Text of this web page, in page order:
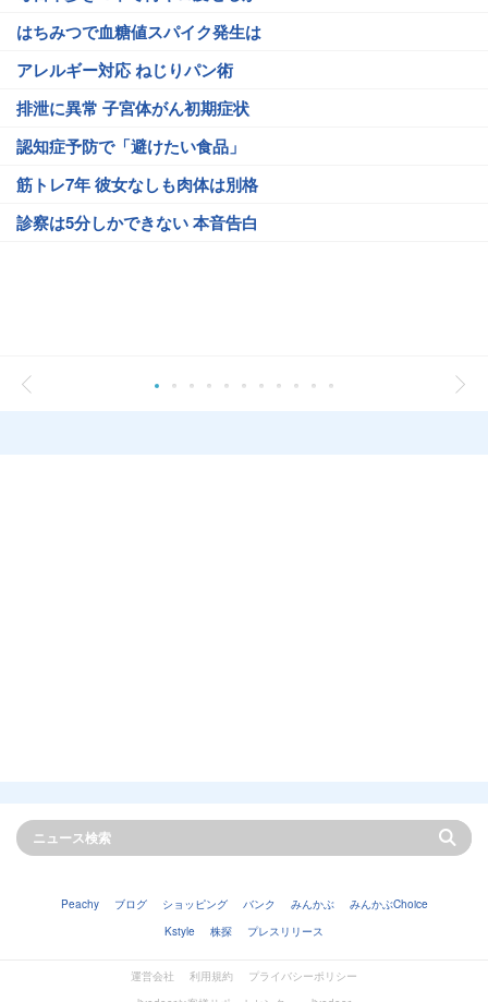
はちみつで血糖値スパイク発生は
アレルギー対応 ねじりパン術
排泄に異常 子宮体がん初期症状
認知症予防で「避けたい食品」
筋トレ7年 彼女なしも肉体は別格
診察は5分しかできない 本音告白
Peachy ブログ ショッピング バンク みんかぶ
みんかぶChoice
Kstyle
株探 プレスリリース
運営会社 利用規約
プライバシーポリシー